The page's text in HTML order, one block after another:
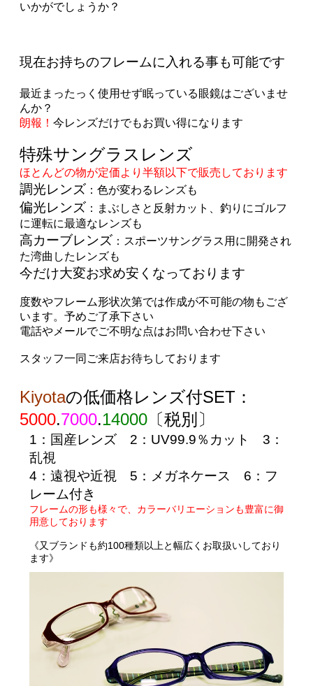
いかがでしょうか？
現在お持ちのフレームに入れる事も可能です
最近まったっく使用せず眠っている眼鏡はございませ
んか？
朗報！今レンズだけでもお買い得になります
特殊サングラスレンズ
ほとんどの物が定価より半額以下で販売しております
調光レンズ ：色が変わるレンズも
偏光レンズ ：まぶしさと反射カット、釣りにゴルフ
に運転に最適なレンズも
高カーブレンズ ：スポーツサングラス用に開発され
た湾曲したレンズも
今だけ大変お求め安くなっております
度数やフレーム形状次第では作成が不可能の物もござ
います。予めご了承下さい
電話やメールでご不明な点はお問い合わせ下さい
スタッフ一同ご来店お待ちしております
Kiyotaの低価格レンズ付SET ：
5000.7000.14000 〔税別 〕
1 ：国産レンズ 2 ：UV99.9％カット 3 ：
乱視
4 ：遠視や近視 5 ：メガネケース 6 ：フ
レーム付き
フレームの形も様々で、カラーバリエーションも豊富に御
用意しております
《又ブランドも約100種類以上と幅広くお取扱いしており
ます》